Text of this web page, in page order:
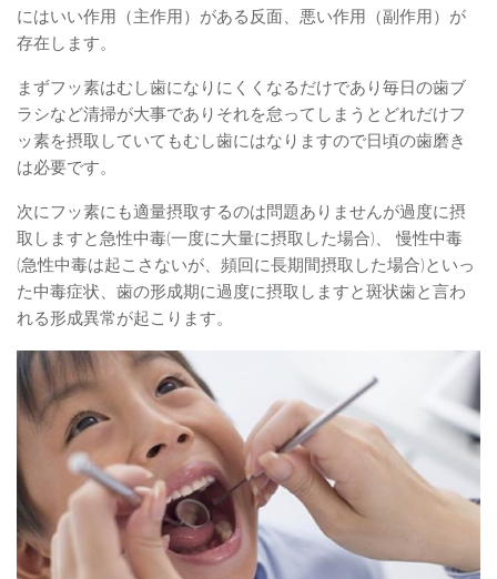
にはいい作用（主作用）がある反面、悪い作用（副作用）が
存在します。
まずフッ素はむし歯になりにくくなるだけであり毎日の歯ブ
ラシなど清掃が大事でありそれを怠ってしまうとどれだけフ
ッ素を摂取していてもむし歯にはなりますので日頃の歯磨き
は必要です。
次にフッ素にも適量摂取するのは問題ありませんが過度に摂
取しますと急性中毒(一度に大量に摂取した場合)、 慢性中毒
(急性中毒は起こさないが、頻回に長期間摂取した場合)といっ
た中毒症状、歯の形成期に過度に摂取しますと斑状歯と言わ
れる形成異常が起こります。